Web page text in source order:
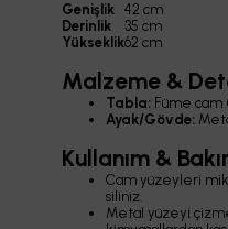
Genişlik 42 cm
Derinlik
35 cm
Yükseklik62 cm
Malzeme &
Tabla: Füme
Ayak/Gövde:
Kullanım &
Cam yüzeyleri
siliniz.
Metal yüzeyi